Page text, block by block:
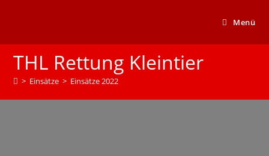
Menü
THL Rettung Kleintier
> Einsätze > Einsätze 2022